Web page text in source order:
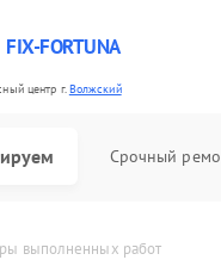
FIX-FORTUNA
центр г.Волжский
Срочный
выполненных работ